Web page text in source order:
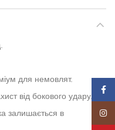
для немовлят.
від бокового удару.
залишається в